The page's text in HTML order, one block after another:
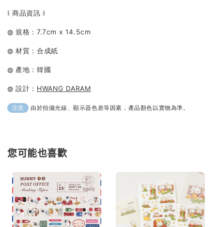
꒰ 商品資訊 ꒱
◍ 規格：7.7cm x 14.5cm
◍ 材質：合成紙
◍ 產地：韓國
◍ 設計： HWANG DARAM
注意 由於拍攝光線、顯示器色差等因素，產品顏色以實物為準。
您可能也喜歡